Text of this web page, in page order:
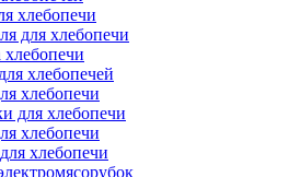
хлебопечи
для хлебопечи
хлебопечи
хлебопечей
хлебопечи
для хлебопечи
хлебопечи
хлебопечи